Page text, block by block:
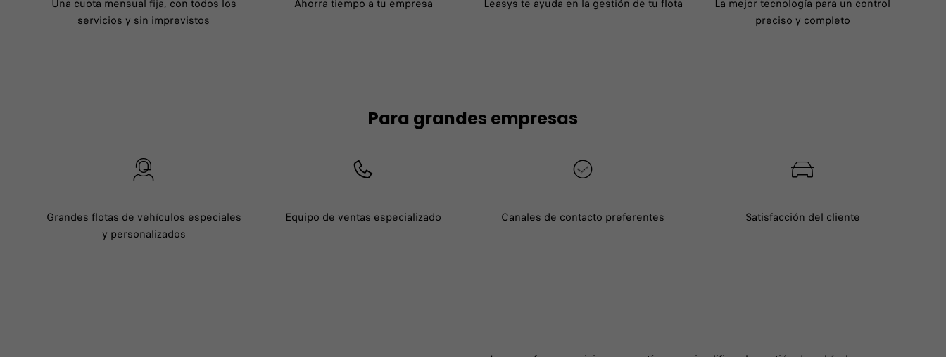
Una cuota mensual fija, con todos los
servicios y sin imprevistos
Ahorra tiempo a tu empresa Leasys te ayuda en la gestión de tu flota
La mejor tecnología para un control
preciso y completo
Para grandes empresas
Grandes flotas de vehículos especiales
y personalizados
Equipo de ventas especializado Canales de contacto preferentes Satisfacción del cliente